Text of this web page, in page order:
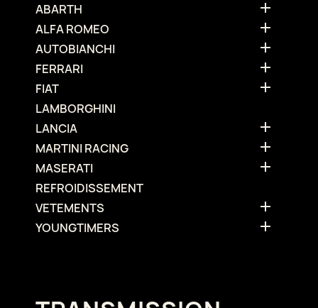
ABARTH 
ALFA ROMEO 
AUTOBIANCHI 
FERRARI 
FIAT 
LAMBORGHINI
LANCIA

MARTINI RACING 
MASERATI 
REFROIDISSEMENT
VETEMENTS

YOUNGTIMERS 